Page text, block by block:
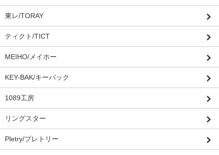
東レ/TORAY
ティクト/TICT
MEIHO/メイホー
KEY-BAK/キーバック
1089工房
リングスター
Pletry/プレトリー